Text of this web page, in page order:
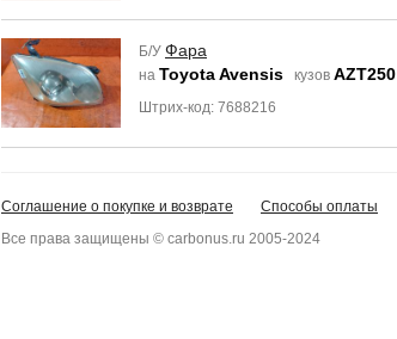
Б/У Фара
на Toyota Avensis кузов AZT250
Штрих-код: 7688216
Соглашение о покупке и возврате Способы оплаты
Все права защищены © carbonus.ru 2005-2024